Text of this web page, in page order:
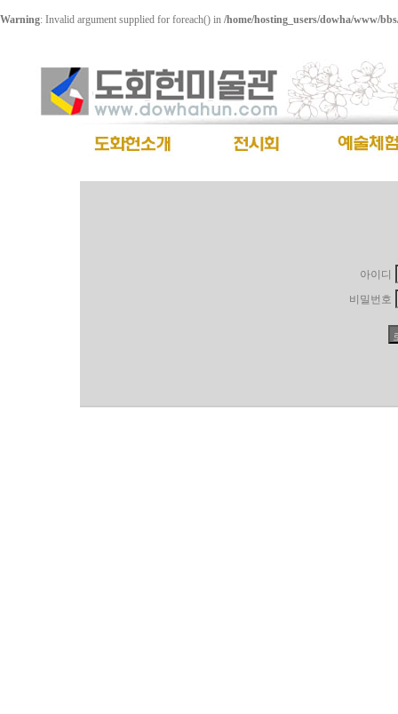
Warning: Invalid argument supplied for foreach() in /home/hosting_users/dowha/www/
아이디
비밀번호